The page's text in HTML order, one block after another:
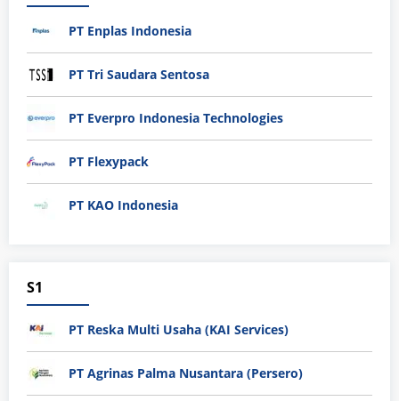
PT Enplas Indonesia
PT Tri Saudara Sentosa
PT Everpro Indonesia Technologies
PT Flexypack
PT KAO Indonesia
S1
PT Reska Multi Usaha (KAI Services)
PT Agrinas Palma Nusantara (Persero)